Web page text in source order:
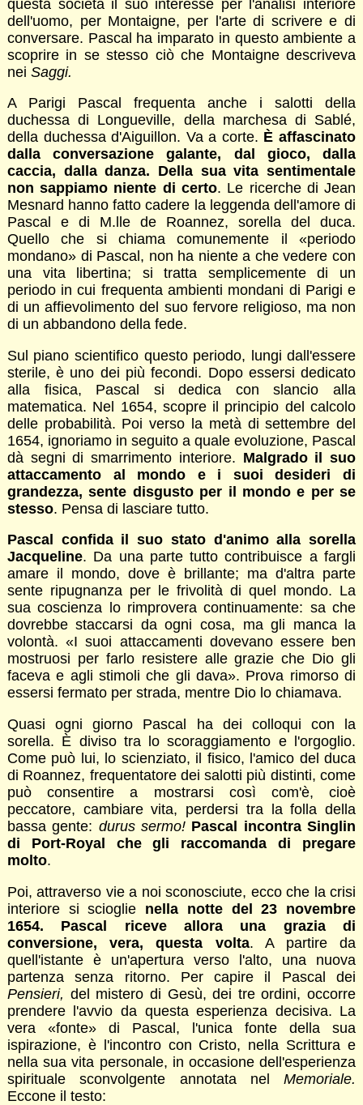
questa società il suo interesse per l'analisi interiore
dell'uomo, per Montaigne, per l'arte di scrivere e di
conversare. Pascal ha imparato in questo ambiente a
scoprire in se stesso ciò che Montaigne descriveva
nei Saggi.
A Parigi Pascal frequenta anche i salotti della
duchessa di Longueville, della marchesa di Sablé,
della duchessa d'Aiguillon. Va a corte. È affascinato
dalla conversazione galante, dal gioco, dalla
caccia, dalla danza. Della sua vita sentimentale
non sappiamo niente di certo. Le ricerche di Jean
Mesnard hanno fatto cadere la leggenda dell'amore di
Pascal e di M.lle de Roannez, sorella del duca.
Quello che si chiama comunemente il «periodo
mondano» di Pascal, non ha niente a che vedere con
una vita libertina; si tratta semplicemente di un
periodo in cui frequenta ambienti mondani di Parigi e
di un affievolimento del suo fervore religioso, ma non
di un abbandono della fede.
Sul piano scientifico questo periodo, lungi dall'essere
sterile, è uno dei più fecondi. Dopo essersi dedicato
alla fisica, Pascal si dedica con slancio alla
matematica. Nel 1654, scopre il principio del calcolo
delle probabilità. Poi verso la metà di settembre del
1654, ignoriamo in seguito a quale evoluzione, Pascal
dà segni di smarrimento interiore. Malgrado il suo
attaccamento al mondo e i suoi desideri di
grandezza, sente disgusto per il mondo e per se
stesso. Pensa di lasciare tutto.
Pascal confida il suo stato d'animo alla sorella
Jacqueline. Da una parte tutto contribuisce a fargli
amare il mondo, dove è brillante; ma d'altra parte
sente ripugnanza per le frivolità di quel mondo. La
sua coscienza lo rimprovera continuamente: sa che
dovrebbe staccarsi da ogni cosa, ma gli manca la
volontà. «I suoi attaccamenti dovevano essere ben
mostruosi per farlo resistere alle grazie che Dio gli
faceva e agli stimoli che gli dava». Prova rimorso di
essersi fermato per strada, mentre Dio lo chiamava.
Quasi ogni giorno Pascal ha dei colloqui con la
sorella. È diviso tra lo scoraggiamento e l'orgoglio.
Come può lui, lo scienziato, il fisico, l'amico del duca
di Roannez, frequentatore dei salotti più distinti, come
può consentire a mostrarsi così com'è, cioè
peccatore, cambiare vita, perdersi tra la folla della
bassa gente: durus sermo! Pascal incontra Singlin
di Port-Royal che gli raccomanda di pregare
molto.
Poi, attraverso vie a noi sconosciute, ecco che la crisi
interiore si scioglie nella notte del 23 novembre
1654. Pascal riceve allora una grazia di
conversione, vera, questa volta. A partire da
quell'istante è un'apertura verso l'alto, una nuova
partenza senza ritorno. Per capire il Pascal dei
Pensieri, del mistero di Gesù, dei tre ordini, occorre
prendere l'avvio da questa esperienza decisiva. La
vera «fonte» di Pascal, l'unica fonte della sua
ispirazione, è l'incontro con Cristo, nella Scrittura e
nella sua vita personale, in occasione dell'esperienza
spirituale sconvolgente annotata nelMemoriale.
Eccone il testo: